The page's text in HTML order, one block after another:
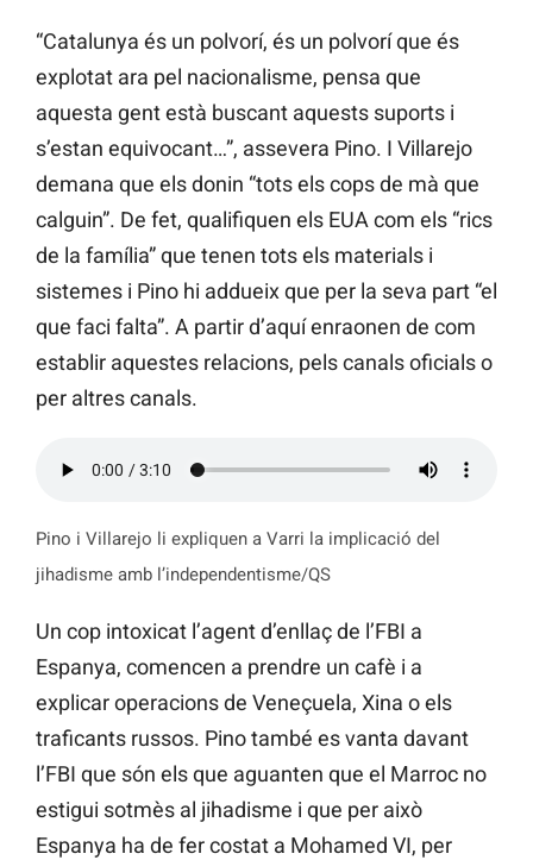
“Catalunya és un polvorí, és un polvorí que és
explotat ara pel nacionalisme, pensa que
aquesta gent està buscant aquests suports i
s’estan equivocant…”, assevera Pino. I Villarejo
demana que els donin “tots els cops de mà que
calguin”. De fet, qualifiquen els EUA com els “rics
de la família” que tenen tots els materials i
sistemes i Pino hi addueix que per la seva part “el
que faci falta”. A partir d’aquí enraonen de com
establir aquestes relacions, pels canals oficials o
per altres canals.
Pino i Villarejo li expliquen a Varri la implicació del
jihadisme amb l’independentisme/QS
Un cop intoxicat l’agent d’enllaç de l’FBI a
Espanya, comencen a prendre un cafè i a
explicar operacions de Veneçuela, Xina o els
traficants russos. Pino també es vanta davant
l’FBI que són els que aguanten que el Marroc no
estigui sotmès al jihadisme i que per això
Espanya ha de fer costat a Mohamed VI, per